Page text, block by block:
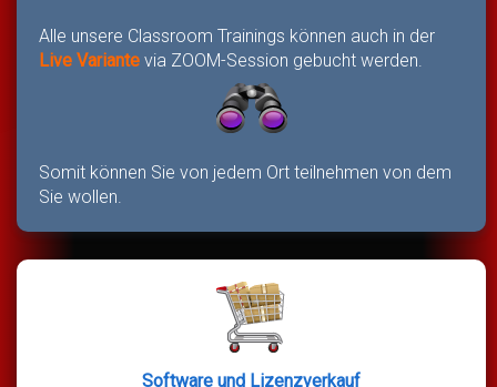
Alle unsere Classroom Trainings können auch in der
Live Variante via ZOOM-Session gebucht werden.
Somit können Sie von jedem Ort teilnehmen von dem
Sie wollen.
Software und Lizenzverkauf